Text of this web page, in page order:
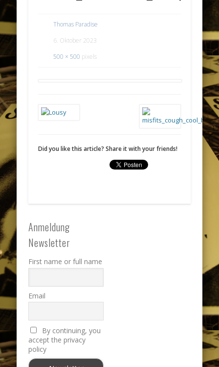
Thomas Paradise
6. Oktober 2023
500 × 500 pixels
Did you like this article? Share it with your friends!
Anmeldung
Newsletter
First name or full name
Email
By continuing, you
accept the privacy
policy